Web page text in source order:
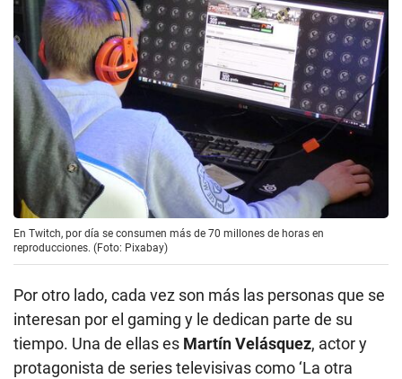
En Twitch, por día se consumen más de 70 millones de horas en
reproducciones. (Foto: Pixabay)
Por otro lado, cada vez son más las personas que se
interesan por el gaming y le dedican parte de su
tiempo. Una de ellas es Martín Velásquez, actor y
protagonista de series televisivas como ‘La otra